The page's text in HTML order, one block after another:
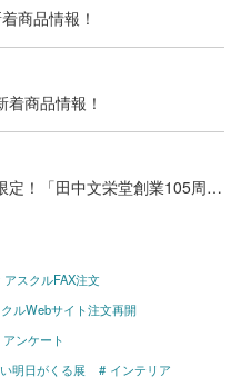
商品情報！
着商品情報！
終了：田中文栄堂ご登録のお客様限定！「田中文栄堂創業105周年記念キャンペーン！」特設ページ！（7306AK）
アスクルFAX注文
ルWebサイト注文再開
アンケート
明日がくる展
インテリア